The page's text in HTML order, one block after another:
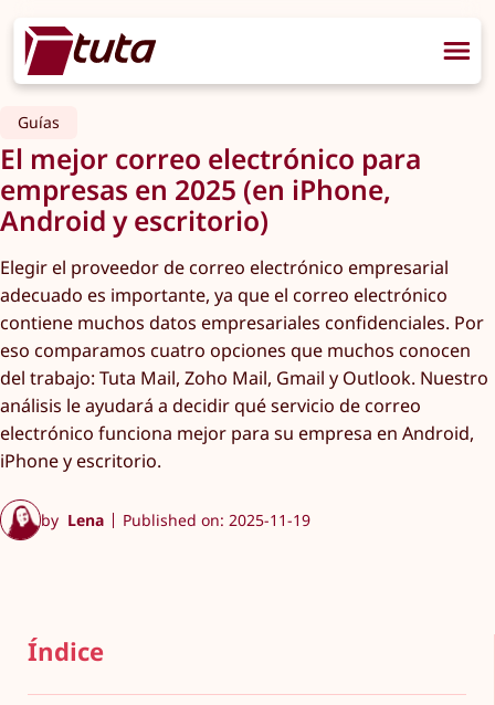
Guías
El mejor correo electrónico para
empresas en 2025 (en iPhone,
Android y escritorio)
Elegir el proveedor de correo electrónico empresarial
adecuado es importante, ya que el correo electrónico
contiene muchos datos empresariales confidenciales. Por
eso comparamos cuatro opciones que muchos conocen
del trabajo: Tuta Mail, Zoho Mail, Gmail y Outlook. Nuestro
análisis le ayudará a decidir qué servicio de correo
electrónico funciona mejor para su empresa en Android,
iPhone y escritorio.
by Lena Published on: 2025-11-19
Índice